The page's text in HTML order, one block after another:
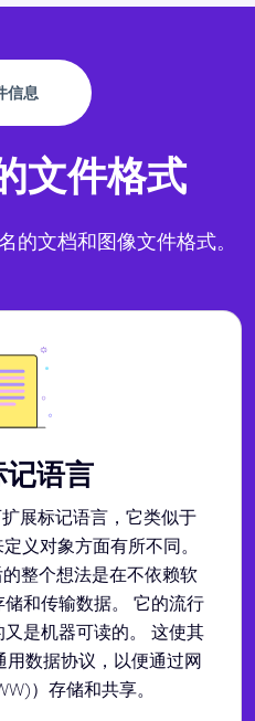
信息
文件格式
的文档和图像文件格式。
语言
展标记语言，它类似于
义对象方面有所不同。
整个想法是在不依赖软
和传输数据。 它的流行
是机器可读的。 这使其
数据协议，以便通过网
）存储和共享。